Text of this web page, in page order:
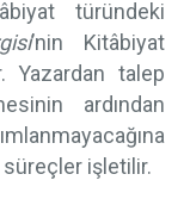
türündeki
’nin Kitâbiyat
Yazardan talep
ardından
işletilir.